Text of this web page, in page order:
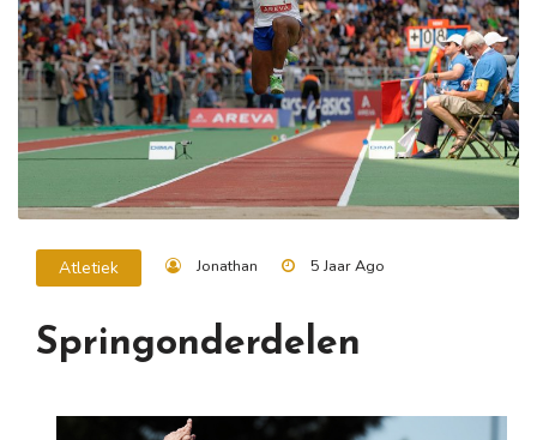
Atletiek Jonathan 5 Jaar Ago
Springonderdelen